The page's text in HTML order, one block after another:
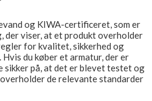
og KIWA-certificeret, som er
viser, at et produkt overholder
for kvalitet, sikkerhed og
du køber et armatur, der er
sikker på, at det er blevet testet og
de relevante standarder